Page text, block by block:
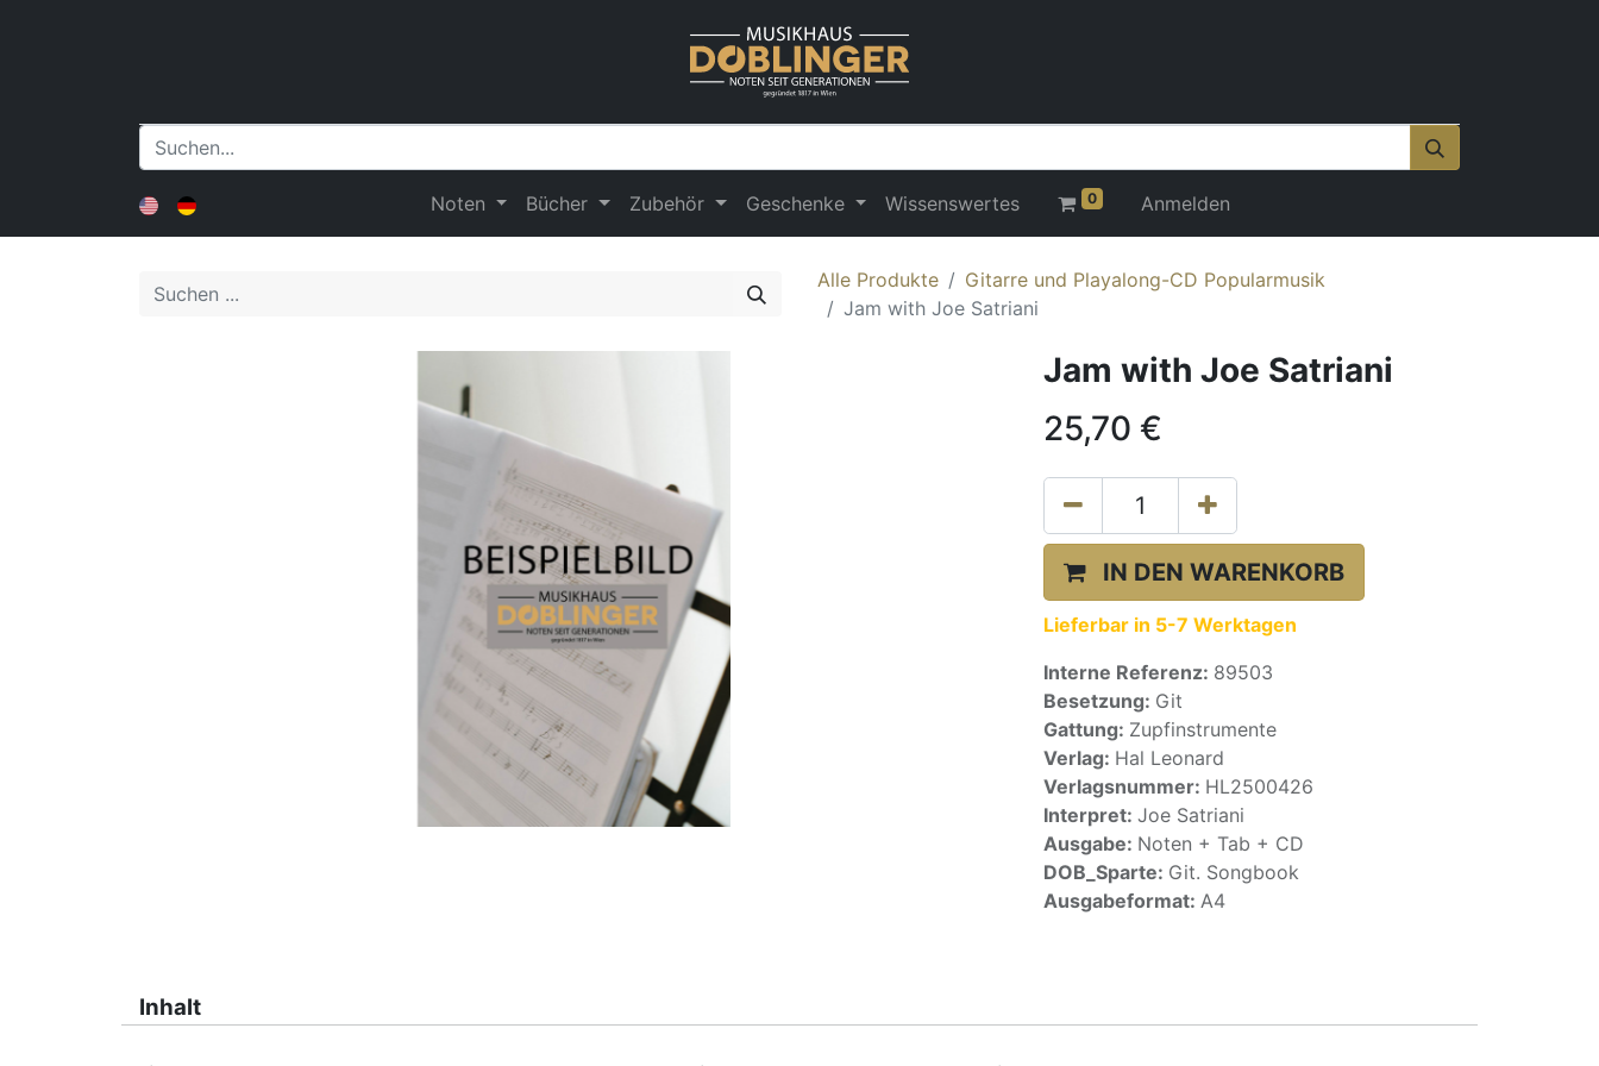
Noten Bücher Zubehör Geschenke Wissenswertes 0 Anmelden
Alle Produkte
Gitarre und Playalong-CD Popularmusik
Jam with Joe Satriani
Jam with Joe Satriani
25,70 €
IN DEN WARENKORB
Lieferbar in 5-7 Werktagen
Interne Referenz: 89503
Besetzung: Git
Gattung: Zupfinstrumente
Verlag: Hal Leonard
Verlagsnummer: HL2500426
Interpret: Joe Satriani
Ausgabe: Noten + Tab + CD
DOB_Sparte: Git. Songbook
Ausgabeformat: A4
Inhalt